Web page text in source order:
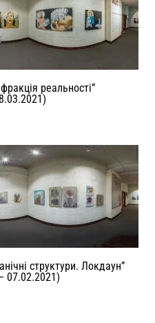
реальності”
структури. Локдаун”
07.02.2021)